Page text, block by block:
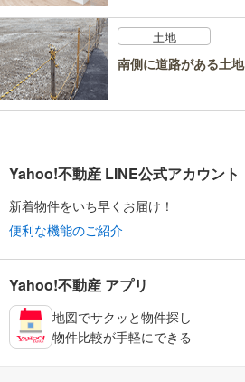
土地
南側に道路がある土地
Yahoo!不動産 LINE公式アカウント
新着物件をいち早くお届け！
便利な機能のご紹介
Yahoo!不動産 アプリ
地図でサクッと物件探し
物件比較が手軽にできる